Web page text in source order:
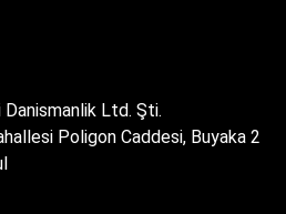
Ltd. Şti.
Poligon Caddesi, Buyaka 2